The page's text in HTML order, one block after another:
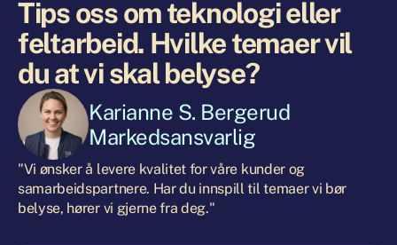
Tips oss om teknologi eller
feltarbeid. Hvilke temaer vil
du at vi skal belyse?
Karianne S. Bergerud
Markedsansvarlig
"Vi ønsker å levere kvalitet for våre kunder og
samarbeidspartnere. Har du innspill til temaer vi bør
belyse, hører vi gjerne fra deg."